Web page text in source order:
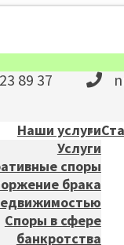
89 37
Наши услуги
Услуги
споры
брака
Споры в сфере
банкротства